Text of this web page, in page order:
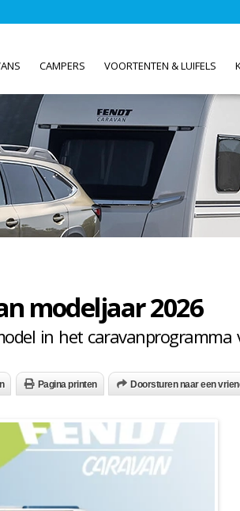
CAMPERS VOORTENTEN & LUIFELS
modeljaar 2026
in het caravanprogramma
Pagina printen Doorsturen naar een